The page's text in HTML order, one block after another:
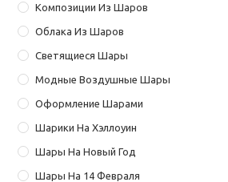
Композиции Из Шаров
Облака Из Шаров
Светящиеся Шары
Модные Воздушные Шары
Оформление Шарами
Шарики На Хэллоуин
Шары На Новый Год
Шары На 14 Февраля